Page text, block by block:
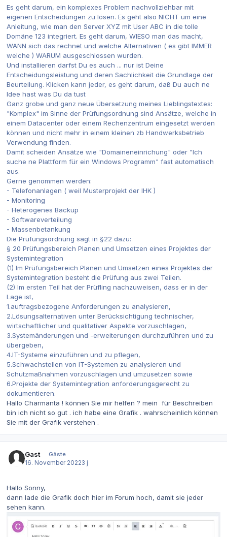
Es geht darum, ein komplexes Problem nachvollziehbar mit
eigenen Entscheidungen zu lösen. Es geht also NICHT um eine
Anleitung, wie man den Server XYZ mit User ABC in die tolle
Domäne 123 integriert. Es geht darum, WIESO man das macht,
WANN sich das rechnet und welche Alternativen ( es gibt IMMER
welche ) WARUM ausgeschlossen wurden.
Und installieren darfst Du es auch ... nur ist Deine
Entscheidungsleistung und deren Sachlichkeit die Grundlage der
Beurteilung. Klicken kann jeder, es geht darum, daß Du auch ne
Idee hast was Du da tust
Ganz grobe und ganz neue Übersetzung meines Lieblingstextes:
"Komplex" im Sinne der Prüfungsordnung sind Ansätze, welche in
einem Datacenter oder einem Rechenzentrum eingesetzt werden
können und nicht mehr in einem kleinen zb Handwerksbetrieb
Verwendung finden.
Damit scheiden Ansätze wie "Domaineneinrichung" oder "Ich
suche ne Plattform für ein Windows Programm" fast automatisch
aus.
Gerne genommen werden:
- Telefonanlagen ( weil Musterprojekt der IHK )
- Monitoring
- Heterogenes Backup
- Softwareverteilung
- Massenbetankung
Die Prüfungsordnung sagt in §22 dazu:
§ 20 Prüfungsbereich Planen und Umsetzen eines Projektes der
Systemintegration
(1) Im Prüfungsbereich Planen und Umsetzen eines Projektes der
Systemintegration besteht die Prüfung aus zwei Teilen.
(2) Im ersten Teil hat der Prüfling nachzuweisen, dass er in der
Lage ist,
1.auftragsbezogene Anforderungen zu analysieren,
2.Lösungsalternativen unter Berücksichtigung technischer,
wirtschaftlicher und qualitativer Aspekte vorzuschlagen,
3.Systemänderungen und -erweiterungen durchzuführen und zu
übergeben,
4.IT-Systeme einzuführen und zu pflegen,
5.Schwachstellen von IT-Systemen zu analysieren und
Schutzmaßnahmen vorzuschlagen und umzusetzen sowie
6.Projekte der Systemintegration anforderungsgerecht zu
dokumentieren.
Hallo Charmanta ! können Sie mir helfen ? mein für Beschreiben
bin ich nicht so gut . ich habe eine Grafik . wahrscheinlich können
Sie mit der Grafik verstehen .
Gast
Gäste
16. November 20223 j
Hallo Sonny,
dann lade die Grafik doch hier im Forum hoch, damit sie jeder
sehen kann.